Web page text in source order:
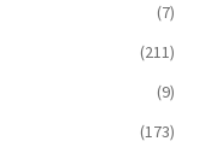
(7)
(211)
(9)
(173)